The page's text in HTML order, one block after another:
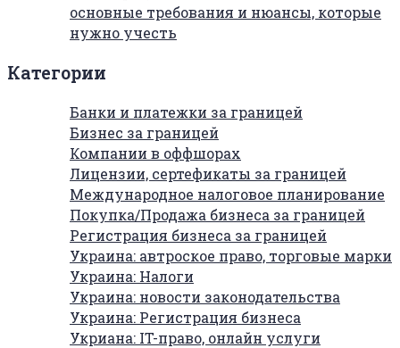
основные требования и нюансы, которые
нужно учесть
Категории
Банки и платежки за границей
Бизнес за границей
Компании в оффшорах
Лицензии, сертефикаты за границей
Международное налоговое планирование
Покупка/Продажа бизнеса за границей
Регистрация бизнеса за границей
Украина: автроское право, торговые марки
Украина: Налоги
Украина: новости законодательства
Украина: Регистрация бизнеса
Укриана: IT-право, онлайн услуги